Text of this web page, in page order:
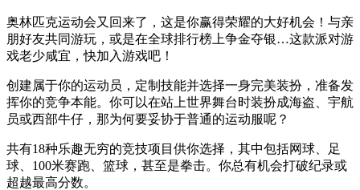
奥林匹克运动会又回来了，这是你赢得荣耀的大好机会！与亲
朋好友共同游玩，或是在全球排行榜上争金夺银…这款派对游
戏老少咸宜，快加入游戏吧！
创建属于你的运动员，定制技能并选择一身完美装扮，准备发
挥你的竞争本能。你可以在站上世界舞台时装扮成海盗、宇航
员或西部牛仔，那为何要妥协于普通的运动服呢？
共有18种乐趣无穷的竞技项目供你选择，其中包括网球、足
球、100米赛跑、篮球，甚至是拳击。你总有机会打破纪录或
超越最高分数。